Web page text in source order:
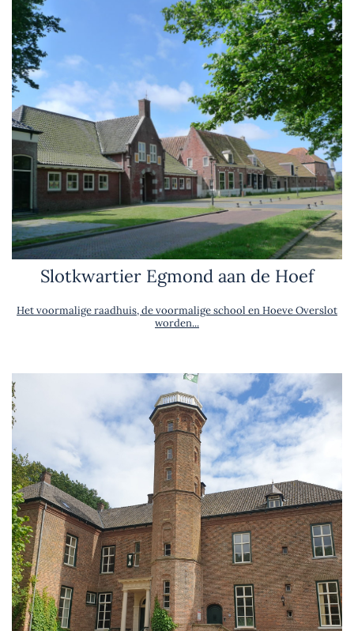
Slotkwartier Egmond aan de Hoef
Het voormalige raadhuis, de voormalige school en Hoeve Overslot
worden...